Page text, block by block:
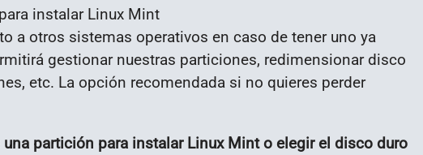
instalar Linux Mint
a otros sistemas operativos en caso de tener uno ya
gestionar nuestras particiones, redimensionar disco
etc. La opción recomendada si no quieres perder
partición para instalar Linux Mint o elegir el disco duro